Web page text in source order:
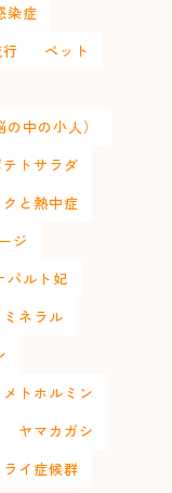
染症
ペット
中の小人）
テトサラダ
と熱中症
ジ
パルト妃
ミネラル
メトホルミン
ヤマカガシ
ライ症候群